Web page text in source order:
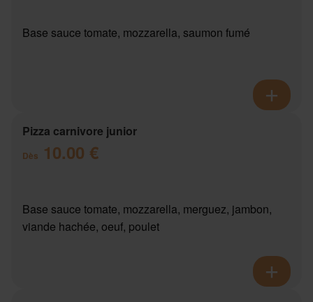
Base sauce tomate, mozzarella, saumon fumé
Pizza carnivore junior
Dès 10.00 €
Base sauce tomate, mozzarella, merguez, jambon,
viande hachée, oeuf, poulet